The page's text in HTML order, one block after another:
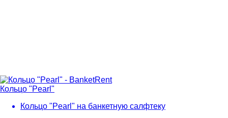
Кольцо "Pearl"
Кольцо "Pearl" на банкетную салфтеку